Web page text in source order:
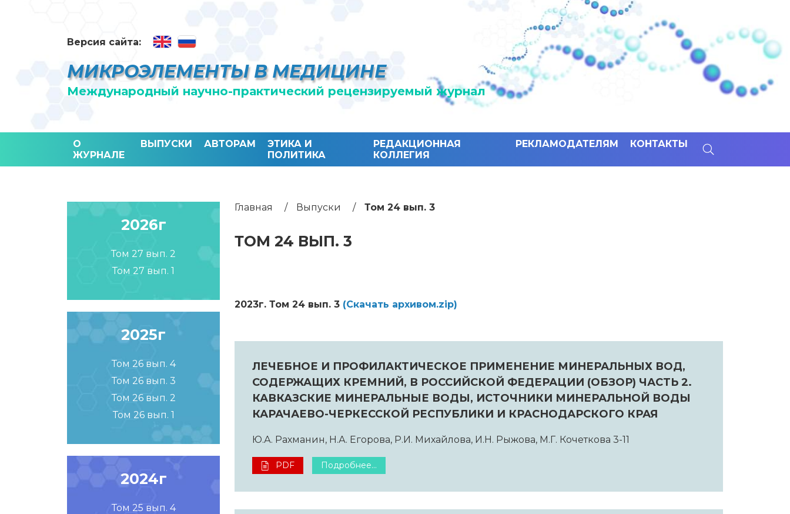
Версия сайта:
МИКРОЭЛЕМЕНТЫ В МЕДИЦИНЕ
Международный научно-практический рецензируемый журнал
О
ЖУРНАЛЕ
ВЫПУСКИ АВТОРАМ
ЭТИКА И
ПОЛИТИКА
РЕДАКЦИОННАЯ
КОЛЛЕГИЯ
РЕКЛАМОДАТЕЛЯМ КОНТАКТЫ
2026г
Том 27 вып. 2
Том 27 вып. 1
2025г
Том 26 вып. 4
Том 26 вып. 3
Том 26 вып. 2
Том 26 вып. 1
2024г
Том 25 вып. 4
Главная Выпуски Том 24 вып. 3
ТОМ 24 ВЫП. 3
2023г. Том 24 вып. 3 (Cкачать архивом.zip)
ЛЕЧЕБНОЕ И ПРОФИЛАКТИЧЕСКОЕ ПРИМЕНЕНИЕ МИНЕРАЛЬНЫХ ВОД,
СОДЕРЖАЩИХ КРЕМНИЙ, В РОССИЙСКОЙ ФЕДЕРАЦИИ (ОБЗОР) ЧАСТЬ 2.
КАВКАЗСКИЕ МИНЕРАЛЬНЫЕ ВОДЫ, ИСТОЧНИКИ МИНЕРАЛЬНОЙ ВОДЫ
КАРАЧАЕВО-ЧЕРКЕССКОЙ РЕСПУБЛИКИ И КРАСНОДАРСКОГО КРАЯ
Ю.А. Рахманин, Н.А. Егорова, Р.И. Михайлова, И.Н. Рыжова, М.Г. Кочеткова 3-11
PDF Подробнее...